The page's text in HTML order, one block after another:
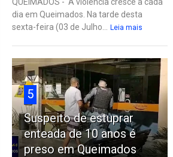
dia em Queimados. Na tarde desta
sexta-feira (03 de Julho...
Leia mais
5
Suspeito de estuprar
enteada de 10 anos é
preso em Queimados